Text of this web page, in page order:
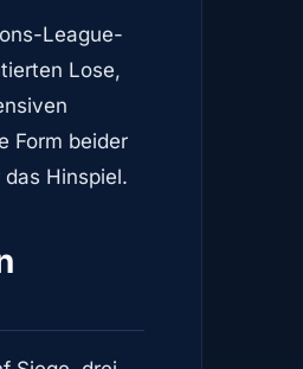
League-
Lose,
Form beider
Hinspiel.